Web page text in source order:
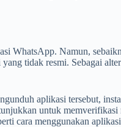
WhatsApp. Namun,
tidak resmi. Sebagai
aplikasi tersebut,
untuk
cara menggunakan